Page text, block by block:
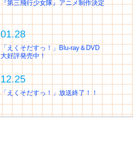
『第三飛行少女隊』アニメ制作決定
01.28
「えくそだすっ！」Blu-ray＆DVD
大好評発売中！
12.25
「えくそだすっ！」放送終了！！